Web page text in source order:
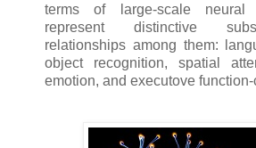
terms of large-scale neural
represent distinctive
relationships among them:
object recognition, spatial
emotion, and executove